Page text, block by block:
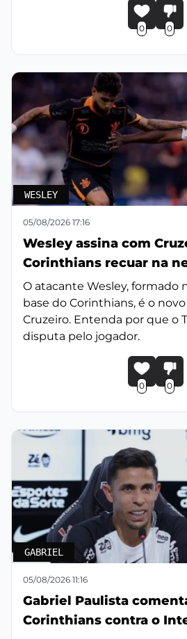
0 0
WESLEY
05/08/2026 17:16
Wesley assina com
Corinthians recuar na
O atacante Wesley, formado
base do Corinthians, é o
Cruzeiro. Entenda por que o
disputa pelo jogador.
0 0
GABRIEL
05/08/2026 11:16
Gabriel Paulista
Corinthians contra o